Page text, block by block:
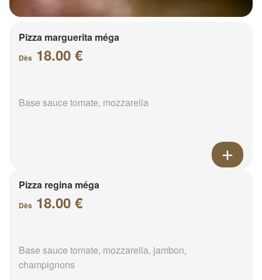
Pizza marguerita méga
Dès 18.00 €
Base sauce tomate, mozzarella
Pizza regina méga
Dès 18.00 €
Base sauce tomate, mozzarella, jambon,
champignons